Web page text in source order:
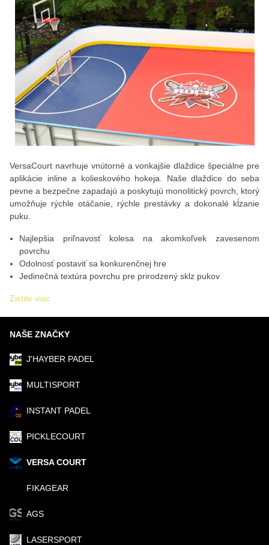
VersaCourt navrhuje vnútorné a vonkajšie dlaždice špeciálne pre
aplikácie inline a kolieskového hokeja. Naše dlaždice do seba
pevne a bezpečne zapadajú a poskytujú monolitický povrch, ktorý
umožňuje rýchle otáčanie, rýchle prestávky a dokonalé kĺzanie
puku.
Najlepšia priľnavosť kolesa na akomkoľvek zavesenom
povrchu
Odolnosť postaviť sa konkurenčnej hre
Jedinečná textúra povrchu pre prirodzený sklz pukov
Zistite viac
NAŠE ZNAČKY
J'HAYBER PADEL
MULTISPORT
INSTANT PADEL
PICKLECOURT
VERSA COURT
FIKAGEAR
AGS
LASERSPORT